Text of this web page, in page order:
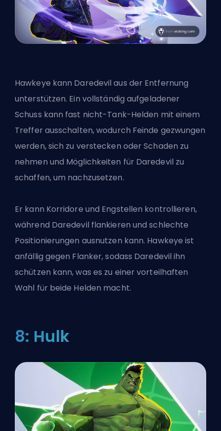
Hawkeye kann Daredevil aus der Entfernung
unterstützen. Ein vollständig aufgeladener
Schuss kann fast nicht-Tank-Helden mit einem
Treffer ausschalten, wodurch Feinde gezwungen
werden, sich zu verstecken oder Schaden zu
nehmen und Möglichkeiten für Daredevil zu
schaffen, um nachzusetzen.
Er kann Korridore und Engstellen kontrollieren,
während Daredevil flankieren und schlechte
Positionierungen ausnutzen kann. Hawkeye ist
anfällig gegen Flanker, sodass Daredevil ihn
schützen kann, was es zu einer vorteilhaften
Wahl für beide Helden macht.
8: Hulk